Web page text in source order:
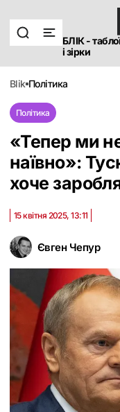
БЛІК -
і зірки
blik політика
Політика
«Тепер ми
наївно»:
хоче
Євген Чепур
15 квітня 2025, 13:11